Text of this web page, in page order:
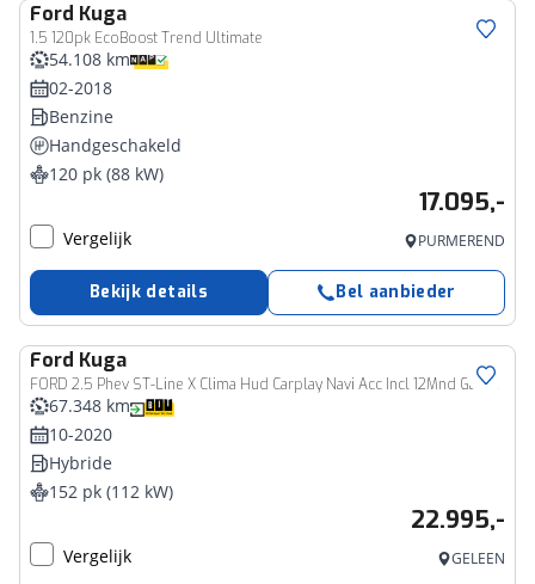
Ford Kuga
1.5 120pk EcoBoost Trend Ultimate
54.108 km
02-2018
Benzine
Handgeschakeld
120 pk (88 kW)
17.095,-
Vergelijk PURMEREND
Bekijk details Bel aanbieder
Ford Kuga
FORD 2.5 Phev ST-Line X Clima Hud Carplay Navi Acc Incl 12Mnd Garantie
67.348 km
10-2020
Hybride
152 pk (112 kW)
22.995,-
Vergelijk GELEEN